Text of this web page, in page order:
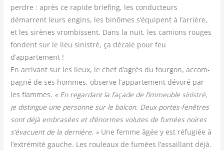
perdre : après ce rapide brie­fing, les conduc­teurs
démarrent leurs engins, les binômes s’équipent à l’arrière,
et les sirènes vrom­bissent. Dans la nuit, les camions rouges
fondent sur le lieu sinis­tré, ça décale pour feu
d’appartement !
En arri­vant sur les lieux, le chef d’agrès du four­gon, accom­
pa­gné de ses hommes, observe l’appartement dévo­ré par
les flammes. « En regar­dant la façade de l’immeuble sinis­tré,
je dis­tingue une per­sonne sur le bal­con. Deux portes-fenêtres
sont déjà embra­sées et d’énormes volutes de fumées noires
s’évacuent de la der­nière. » Une femme âgée y est réfu­giée à
l’extrémité gauche. Les rou­leaux de fumées l’assaillant déjà.